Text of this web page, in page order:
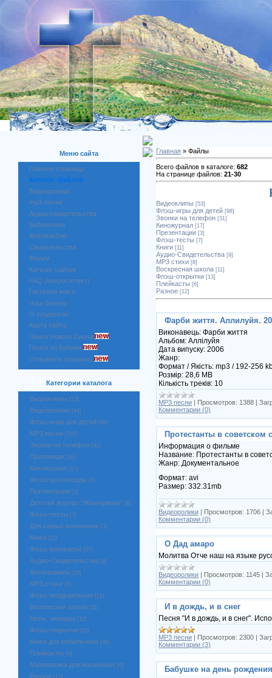
Меню сайта
Главная страница
Каталог файлов
Видеоролики
mp3-песни
Аудио-свидетельства
Библиотека
Фотоальбом
Свидетельства
Форум
Каталог сайтов
FAQ (вопрос/ответ)
Гостевая книга
Наш баннер
О создателе
Карта сайта
Поиск Нового Сиона
Поиск по Библии
Отправить открытку
Категории каталога
Видеоклипы [53]
Видеоролики [44]
Флэш-игры для детей [98]
MP3 песни [202]
Звонки на телефон [31]
Проповеди [16]
Киножурнал [17]
Флэш-кроссворды [5]
Презентации [3]
Детский журнал "Жемчужина" [8]
Флэш-тесты [7]
Для самых маленьких [3]
Книги [11]
Флэш-раскраски [27]
Аудио-Свидетельства [9]
Фонограммы [10]
MP3 стихи [8]
Флэш-поздравления [14]
Воскресная школа [11]
Ноты, аккорды [12]
Флэш-открытки [13]
Книги для мобильника [36]
Плейкасты [6]
Математика для маленьких [6]
Разное [12]
Главная » Файлы
Всего файлов в каталоге: 682
На странице файлов: 21-30
Видеоклипы [53]
Флэш-игры для детей [98]
Звонки на телефон [31]
Киножурнал [17]
Презентации [3]
Флэш-тесты [7]
Книги [11]
Аудио-Свидетельства [9]
MP3 стихи [8]
Воскресная школа [11]
Флэш-открытки [13]
Плейкасты [6]
Разное [12]
Фарби життя. Аллилуйя.
Виконавець: Фарби життя
Альбом: Аллілуйя
Дата випуску: 2006
Жанр:
Формат / Якість: mp3 / 192-256
Розмір: 28,6 MB
Кількість треків: 10
MP3 песни | Просмотров: 1388 |
Комментарии (0)
Протестанты в советском
Информация о фильме
Название: Протестанты в
Жанр: Документальное
Формат: avi
Размер: 332.31mb
Видеоролики | Просмотров: 1706 |
Комментарии (0)
О Дад амаро
Молитва Отче наш на языке
Видеоролики | Просмотров: 1145 |
Комментарии (0)
И в дождь, и в снег
Песня "И в дождь, и в снег".
MP3 песни | Просмотров: 2300 |
Комментарии (3)
Бабушке на день рождения